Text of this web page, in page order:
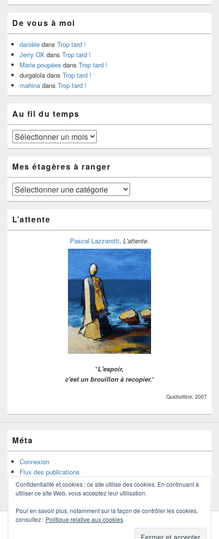
De vous à moi
danièle dans Trop tard !
Jerry OX dans Trop tard !
Marie poupées dans Trop tard !
durgalola dans Trop tard !
mahina dans Trop tard !
Au fil du temps
Au
fil
temps
Mes étagères à ranger
Mes
étagères
ranger
L’attente
Pascal Lazzarotti, L'attente.
"L'espoir,
c'est un brouillon à recopier."
Quichottine, 2007
Méta
Connexion
Flux des publications
Flux des commentaires
Site de WordPress-FR
Politique de confidentialité
Confidentialité et cookies : ce site utilise des cookies. En continuant à
utiliser ce site Web, vous acceptez leur utilisation.
Pour en savoir plus, notamment sur la façon de contrôler les cookies,
consultez : Politique relative aux cookies